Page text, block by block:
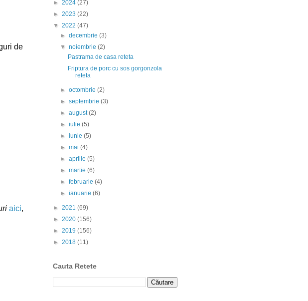
de
aici
► 2024 (27)
► 2023 (22)
▼ 2022 (47)
►decembrie(3)
▼noiembrie(2)
Pastrama de casa reteta
Friptura de porc cu sos gorgonzola
reteta
►octombrie(2)
►septembrie(3)
►august(2)
►iulie(5)
►iunie(5)
►mai(4)
►aprilie(5)
►martie(6)
►februarie(4)
►ianuarie(6)
► 2021 (69)
► 2020 (156)
► 2019 (156)
► 2018 (11)
Cauta Retete